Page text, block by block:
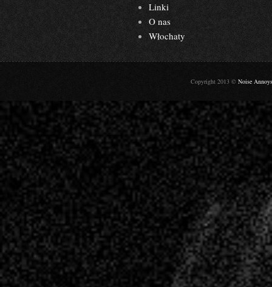
Linki
O nas
Włochaty
Copyright 2013 © Noise Annoys